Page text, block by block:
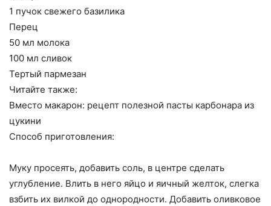
1 пучок свежего базилика
Перец
50 мл молока
100 мл сливок
Тертый пармезан
Читайте также:
Вместо макарон: рецепт полезной пасты карбонара из
цукини
Способ приготовления:
Муку просеять, добавить соль, в центре сделать
углубление. Влить в него яйцо и яичный желток, слегка
взбить их вилкой до однородности. Добавить оливковое